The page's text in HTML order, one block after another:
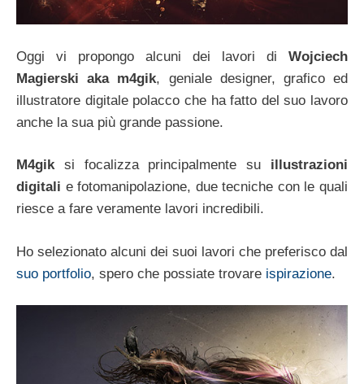
Oggi vi propongo alcuni dei lavori di Wojciech
Magierski aka m4gik, geniale designer, grafico ed
illustratore digitale polacco che ha fatto del suo lavoro
anche la sua più grande passione.
M4gik si focalizza principalmente su illustrazioni
digitali e fotomanipolazione, due tecniche con le quali
riesce a fare veramente lavori incredibili.
Ho selezionato alcuni dei suoi lavori che preferisco dal
suo portfolio, spero che possiate trovare ispirazione.